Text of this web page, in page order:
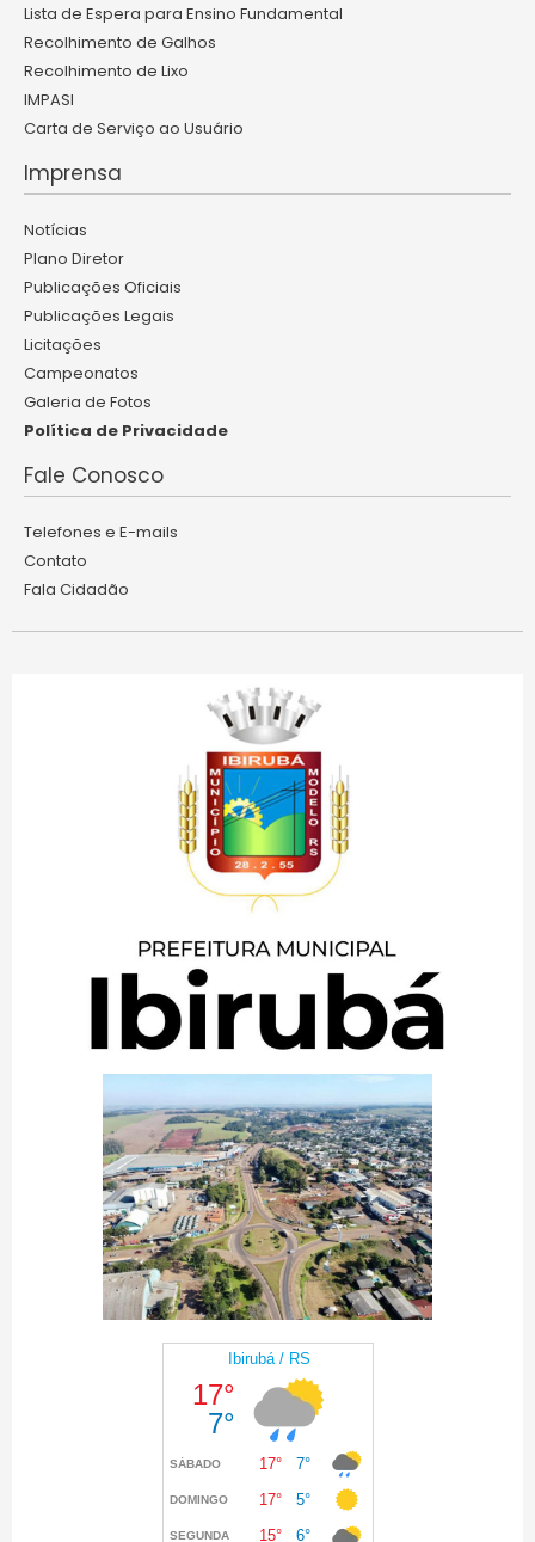
Lista de Espera para Ensino Fundamental
Recolhimento de Galhos
Recolhimento de Lixo
IMPASI
Carta de Serviço ao Usuário
Imprensa
Notícias
Plano Diretor
Publicações Oficiais
Publicações Legais
Licitações
Campeonatos
Galeria de Fotos
Política de Privacidade
Fale Conosco
Telefones e E-mails
Contato
Fala Cidadão